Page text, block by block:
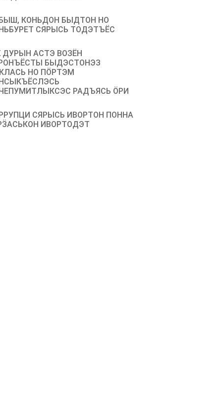
КОНЬДОН БЫДТОН НО
СЯРЫСЬ ТОДЭТЪЁС
АСТЭ ВОЗЁН
БЫДЭСТОНЭЗ
НО ПӦРТЭМ
РАДЪЯСЬ ÖРИ
СЯРЫСЬ ИВОРТОН ПОННА
ИВОРТОДЭТ